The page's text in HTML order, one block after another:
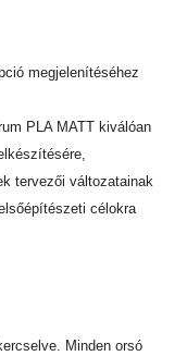
megjelenítéséhez
PLA MATT kiválóan
tervezői változatainak
célokra
Minden orsó